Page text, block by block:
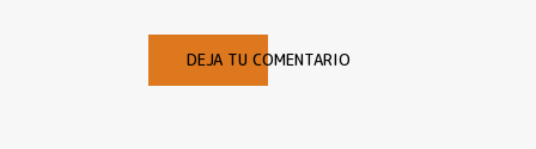
DEJA TU COMENTARIO